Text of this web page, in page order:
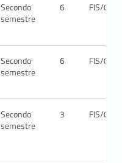
Secondo
semestre
6 FIS/05
Secondo
semestre
6 FIS/05
Secondo
semestre
3 FIS/05